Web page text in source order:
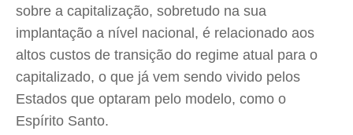
sobre a capitalização, sobretudo na sua
implantação a nível nacional, é relacionado aos
altos custos de transição do regime atual para o
capitalizado, o que já vem sendo vivido pelos
Estados que optaram pelo modelo, como o
Espírito Santo.